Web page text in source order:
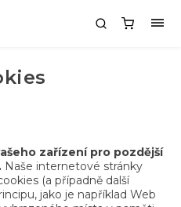
zařízení pro pozdější
Naše internetové stránky
(a případně další
jako je například Web